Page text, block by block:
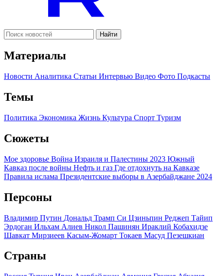
Найти
Материалы
Новости Аналитика Статьи Интервью Видео Фото Подкасты
Темы
Политика Экономика Жизнь Культура Спорт Туризм
Сюжеты
Мое здоровье Война Израиля и Палестины 2023 Южный
Кавказ после войны Нефть и газ Где отдохнуть на Кавказе
Правила ислама Президентские выборы в Азербайджане 2024
Персоны
Владимир Путин Дональд Трамп Си Цзиньпин Реджеп Тайип
Эрдоган Ильхам Алиев Никол Пашинян Ираклий Кобахидзе
Шавкат Мирзиеев Касым-Жомарт Токаев Масуд Пезешкиан
Страны